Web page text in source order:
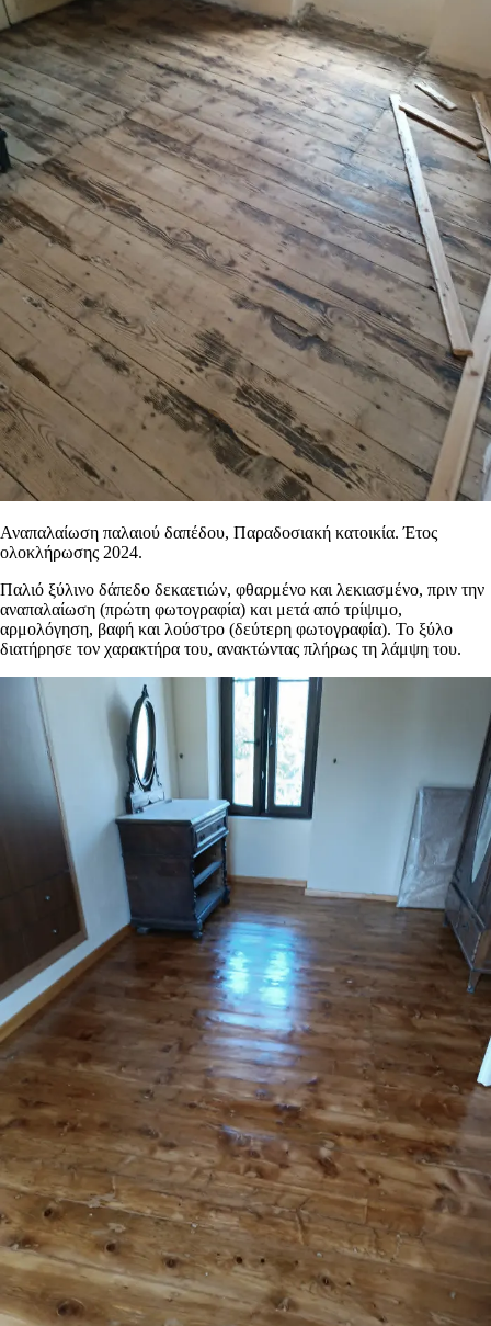
Αναπαλαίωση παλαιού δαπέδου, Παραδοσιακή κατοικία. Έτος
ολοκλήρωσης 2024.
Παλιό ξύλινο δάπεδο δεκαετιών, φθαρμένο και λεκιασμένο, πριν την
αναπαλαίωση (πρώτη φωτογραφία) και μετά από τρίψιμο,
αρμολόγηση, βαφή και λούστρο (δεύτερη φωτογραφία). Το ξύλο
διατήρησε τον χαρακτήρα του, ανακτώντας πλήρως τη λάμψη του.